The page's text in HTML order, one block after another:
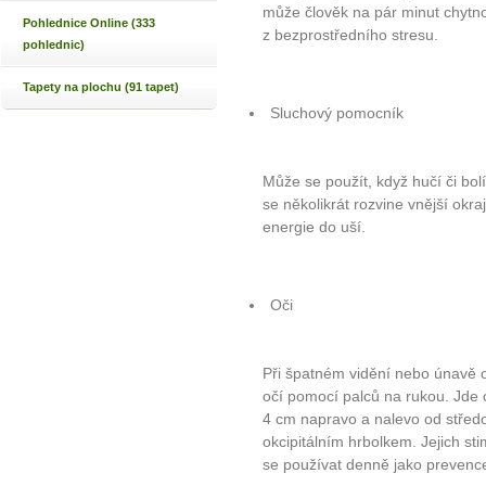
Pohlednice Online (333
pohlednic)
Tapety na plochu (91 tapet)
může člověk na pár minut
z bezprostředního stresu.
Sluchový pomocník
Může se použít, když hučí či
se několikrát rozvine vnější
energie do uší.
Oči
Při špatném vidění nebo únavě
očí pomocí palců na rukou. Jde
4 cm napravo a nalevo od
okcipitálním hrbolkem. Jejich
se používat denně jako